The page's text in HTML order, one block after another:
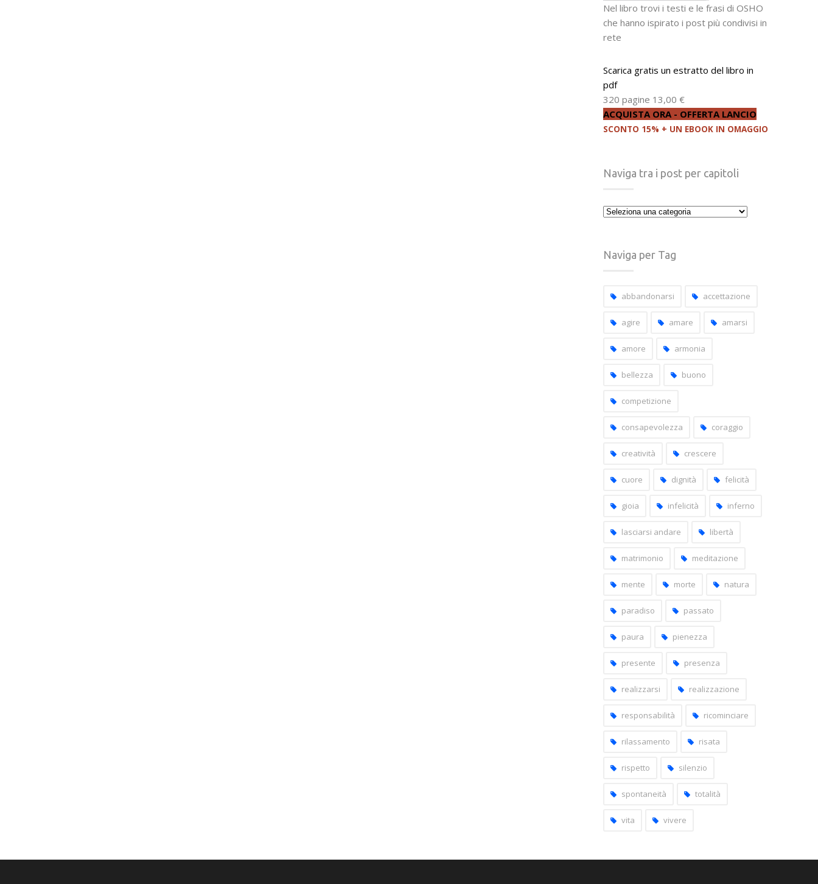
Nel libro trovi i testi e le frasi di OSHO
che hanno ispirato i post più condivisi in
rete
Scarica gratis un estratto del libro in
pdf
320 pagine 13,00 €
ACQUISTA ORA - OFFERTA LANCIO
SCONTO 15% + UN EBOOK IN OMAGGIO
Naviga tra i post per capitoli
Naviga
post
Naviga per Tag
abbandonarsi accettazione
agire amare amarsi
amore armonia
bellezza buono
competizione
consapevolezza coraggio
creatività crescere
cuore dignità felicità
gioia infelicità inferno
lasciarsi andare libertà
matrimonio meditazione
mente morte natura
paradiso passato
paura pienezza
presente presenza
realizzarsi realizzazione
responsabilità ricominciare
rilassamento risata
rispetto silenzio
spontaneità totalità
vita vivere